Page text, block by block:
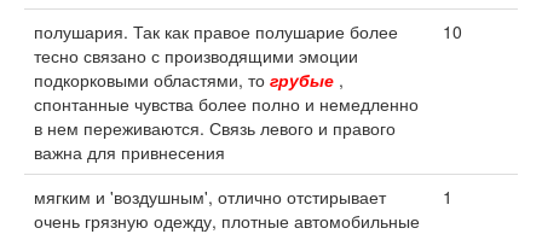
полушария. Так как правое полушарие более
тесно связано с производящими эмоции
подкорковыми областями, то грубые ,
спонтанные чувства более полно и немедленно
в нем переживаются. Связь левого и правого
важна для привнесения
10
мягким и 'воздушным', отлично отстирывает
очень грязную одежду, плотные автомобильные
1